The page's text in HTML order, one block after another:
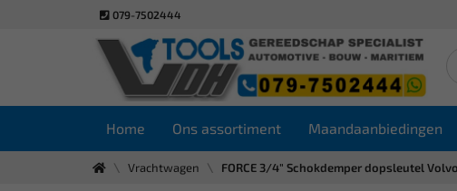
079-7502444
Home Ons assortiment Maandaanbiedingen
Vrachtwagen FORCE 3/4" Schokdemper dopsleutel Volvo